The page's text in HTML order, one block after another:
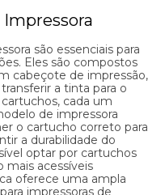
são essenciais para
Eles são compostos
cabeçote de impressão,
a tinta para o
cada um
de impressora
o cartucho correto para
a durabilidade do
optar por cartuchos
mais acessíveis
oferece uma ampla
impressoras de